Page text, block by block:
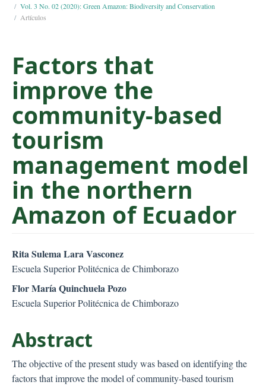
i
n
n
e
n
S
e
b
a
Vol. 3 No. 02 (2020): Green Amazon: Biodiversity and Conservation
Artículos
Factors that
improve the
community-based
tourism
management model
in the northern
Amazon of Ecuador
Rita Sulema Lara Vasconez
Escuela Superior Politécnica de Chimborazo
Flor María Quinchuela Pozo
Escuela Superior Politécnica de Chimborazo
Abstract
The objective of the present study was based on identifying the
factors that improve the model of community-based tourism